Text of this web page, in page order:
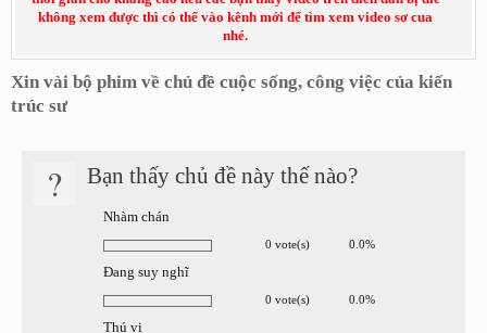
không xem được thì có thể vào kênh mới để tìm xem video sơ cua
nhé.
Xin vài bộ phim về chủ đề cuộc sống, công việc của kiến
trúc sư
? Bạn thấy chủ đề này thế nào?
Nhàm chán
0 vote(s) 0.0%
Đang suy nghĩ
0 vote(s) 0.0%
Thú vị